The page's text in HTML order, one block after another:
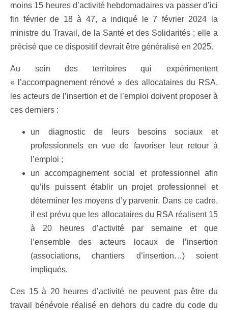
moins 15 heures d’activité hebdomadaires va passer d’ici
fin février de 18 à 47, a indiqué le 7 février 2024 la
ministre du Travail, de la Santé et des Solidarités ; elle a
précisé que ce dispositif devrait être généralisé en 2025.
Au sein des territoires qui expérimentent
« l’accompagnement rénové » des allocataires du RSA,
les acteurs de l’insertion et de l’emploi doivent proposer à
ces derniers :
un diagnostic de leurs besoins sociaux et
professionnels en vue de favoriser leur retour à
l’emploi ;
un accompagnement social et professionnel afin
qu’ils puissent établir un projet professionnel et
déterminer les moyens d’y parvenir. Dans ce cadre,
il est prévu que les allocataires du RSA réalisent 15
à 20 heures d’activité par semaine et que
l’ensemble des acteurs locaux de l’insertion
(associations, chantiers d’insertion…) soient
impliqués.
Ces 15 à 20 heures d’activité ne peuvent pas être du
travail bénévole réalisé en dehors du cadre du code du